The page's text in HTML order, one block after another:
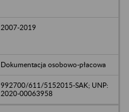
2007-2019
Dokumentacja osobowo-płacowa
992700/611/5152015-SAK; UNP:
2020-00063958